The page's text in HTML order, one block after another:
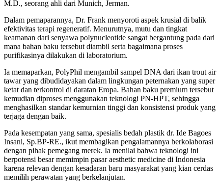
M.D., seorang ahli dari Munich, Jerman.
Dalam pemaparannya, Dr. Frank menyoroti aspek krusial di balik
efektivitas terapi regeneratif. Menurutnya, mutu dan tingkat
keamanan dari senyawa polynucleotide sangat bergantung pada dari
mana bahan baku tersebut diambil serta bagaimana proses
purifikasinya dilakukan di laboratorium.
Ia memaparkan, PolyPhil mengambil sampel DNA dari ikan trout air
tawar yang dibudidayakan dalam lingkungan peternakan yang super
ketat dan terkontrol di daratan Eropa. Bahan baku premium tersebut
kemudian diproses menggunakan teknologi PN-HPT, sehingga
menghasilkan standar kemurnian tinggi dan konsistensi produk yang
terjaga dengan baik.
Pada kesempatan yang sama, spesialis bedah plastik dr. Ide Bagoes
Insani, Sp.BP-RE., ikut membagikan pengalamannya berkolaborasi
dengan pihak pemegang merek. Ia menilai bahwa teknologi ini
berpotensi besar memimpin pasar aesthetic medicine di Indonesia
karena relevan dengan kesadaran baru masyarakat yang kian cerdas
memilih perawatan yang berkelanjutan.